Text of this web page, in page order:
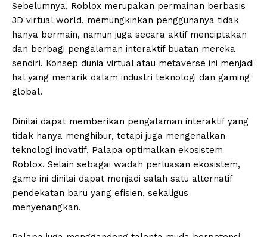
Sebelumnya, Roblox merupakan permainan berbasis
3D virtual world, memungkinkan penggunanya tidak
hanya bermain, namun juga secara aktif menciptakan
dan berbagi pengalaman interaktif buatan mereka
sendiri. Konsep dunia virtual atau metaverse ini menjadi
hal yang menarik dalam industri teknologi dan gaming
global.
Dinilai dapat memberikan pengalaman interaktif yang
tidak hanya menghibur, tetapi juga mengenalkan
teknologi inovatif, Palapa optimalkan ekosistem
Roblox. Selain sebagai wadah perluasan ekosistem,
game ini dinilai dapat menjadi salah satu alternatif
pendekatan baru yang efisien, sekaligus
menyenangkan.